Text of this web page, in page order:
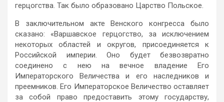
герцогства. Так было образовано Царство Польское.
В заключительном акте Венского конгресса было
сказано: «Варшавское герцогство, за исключением
некоторых областей и округов, присоединяется к
Российской империи. Оно будет безвозвратно
соединено с нею на вечное владение Его
Императорского Величества и его наследников и
преемников. Его Императорское Величество оставляет
за собой право предоставить этому государству,